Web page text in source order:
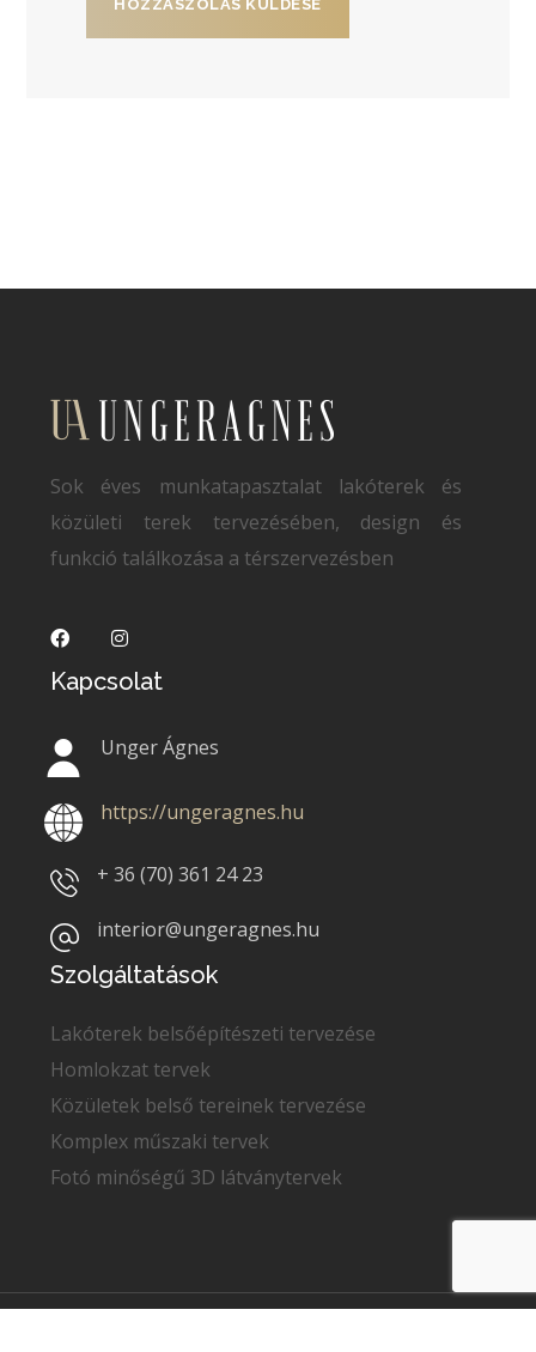
Sok éves munkatapasztalat lakóterek és
közületi terek tervezésében, design és
funkció találkozása a térszervezésben
Kapcsolat
Unger Ágnes
https://ungeragnes.hu
+ 36 (70)361 24 23
interior@ungeragnes.hu
Szolgáltatások
Lakóterek belsőépítészeti tervezése
Homlokzat tervek
Közületek belső tereinek tervezése
Komplex műszaki tervek
Fotó minőségű 3D látványtervek